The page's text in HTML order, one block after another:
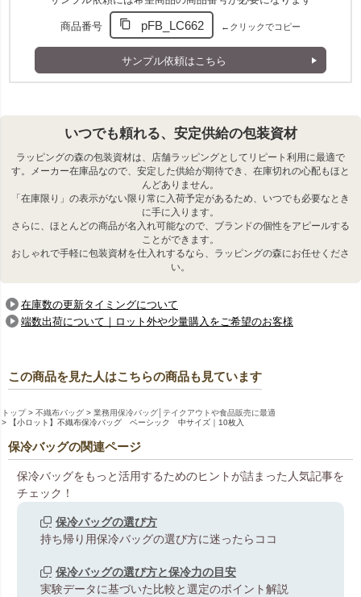
商品番号 pFB_LC662 ←クリックでコピー
サンプル依頼はこちら
いつでも頼れる、安定供給の包装資材
ラッピングの森の包装資材は、店舗ラッピングとしてリピート利用に最適で
す。メーカー在庫品なので、安定した供給が期待でき、在庫切れの心配もほと
んどありません。
「在庫限り」の表示がない限り常に入荷予定があるため、いつでも必要なとき
に手に入ります。
さらに、ほとんどの商品が名入れ可能なので、ブランドの個性をアピールする
ことができます。
おしゃれで手軽に包装資材を仕入れするなら、ラッピングの森にお任せくださ
い。
在庫数の更新タイミングについて
端数出荷について｜ロット外や少量購入をご希望のお客様
この商品を見た人はこちらの商品も見ています
トップ 不織布バッグ
業務用保冷バッグ│テイクアウトや食品販売に最適
【小ロット】不織布保冷バッグ ベーシック 中サイズ｜10枚入
保冷バッグの関連ページ
保冷バッグをもっと活用するためのヒントが詰まった人気記事を
チェック！
保冷バッグの選び方
持ち帰り用保冷バッグの選び方に迷ったらココ
保冷バッグの選び方と保冷力の目安
実験データに基づいた比較と選定のポイント解説